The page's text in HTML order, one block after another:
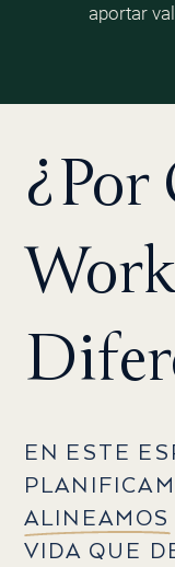
aportar
¿Por
EN ESTE
ALINEAMOS
VIDA QUE